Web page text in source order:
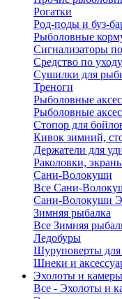
Рогатки
Род-поды и буз-
Рыболовные
Сигнализаторы
Средство по
Сушилки для
Треноги
Рыболовные
Рыболовные
Стопор для
Кивок зимний,
Держатели для
Раколовки,
Сани-Волокуши
Все Сани-
Сани-Волокуши
Зимняя рыбалка
Все Зимняя
Ледобуры
Шуруповерты для
Шнеки и
Эхолоты и камеры
Все - Эхолоты и